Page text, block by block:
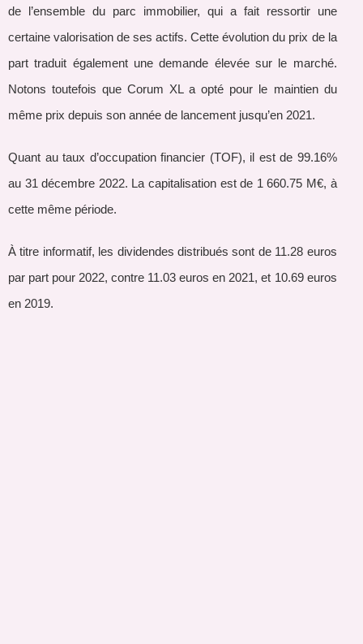
de l’ensemble du parc immobilier, qui a fait ressortir une
certaine valorisation de ses actifs. Cette évolution du prix de la
part traduit également une demande élevée sur le marché.
Notons toutefois que Corum XL a opté pour le maintien du
même prix depuis son année de lancement jusqu’en 2021.
Quant au taux d’occupation financier (TOF), il est de 99.16%
au 31 décembre 2022. La capitalisation est de 1 660.75 M€, à
cette même période.
À titre informatif, les dividendes distribués sont de 11.28 euros
par part pour 2022, contre 11.03 euros en 2021, et 10.69 euros
en 2019.